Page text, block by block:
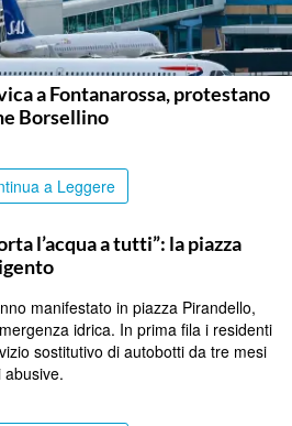
a Fontanarossa, protestano
Borsellino
a Leggere
l’acqua a tutti”: la piazza
manifestato in piazza Pirandello,
idrica. In prima fila i residenti
sostitutivo di autobotti da tre mesi